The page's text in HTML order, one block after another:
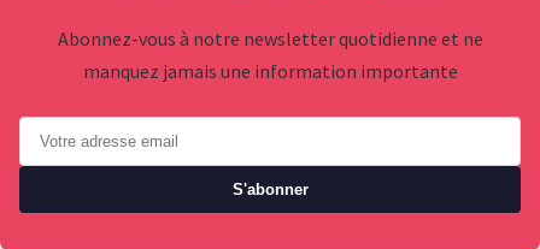
Abonnez-vous à notre newsletter quotidienne et ne
manquez jamais une information importante
S'abonner